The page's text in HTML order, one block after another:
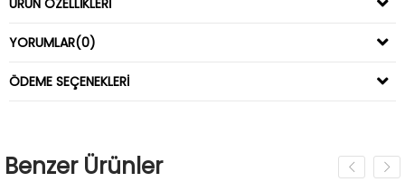
ÜRÜN ÖZELLIKLERI
YORUMLAR(0)
ÖDEME SEÇENEKLERI
Benzer Ürünler